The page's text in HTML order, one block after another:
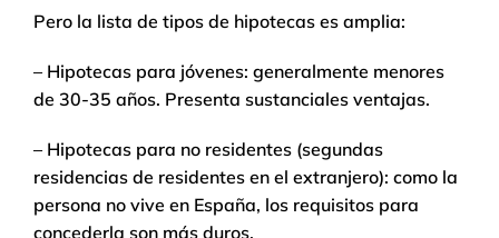
Pero la lista de tipos de hipotecas es amplia:
– Hipotecas para jóvenes: generalmente menores
de 30-35 años. Presenta sustanciales ventajas.
– Hipotecas para no residentes (segundas
residencias de residentes en el extranjero): como la
persona no vive en España, los requisitos para
concederla son más duros.